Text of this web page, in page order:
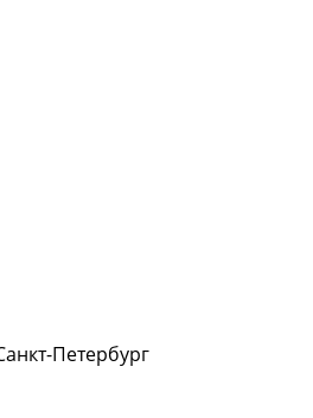
Петербург